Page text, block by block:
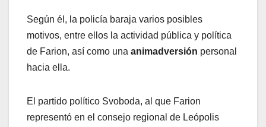
Según él, la policía baraja varios posibles
motivos, entre ellos la actividad pública y política
de Farion, así como una animadversión personal
hacia ella.
El partido político Svoboda, al que Farion
representó en el consejo regional de Leópolis